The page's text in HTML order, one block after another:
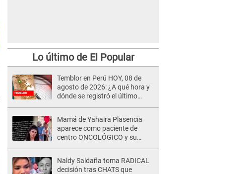
Lo último de El Popular
Temblor en Perú HOY, 08 de
agosto de 2026: ¿A qué hora y
dónde se registró el último
Mamá de Yahaira Plasencia
aparece como paciente de
centro ONCOLÓGICO y su
Naldy Saldaña toma RADICAL
decisión tras CHATS que